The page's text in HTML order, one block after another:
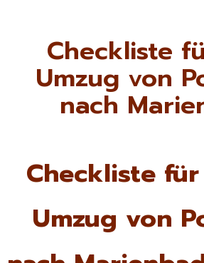
Checkliste
Umzug von
nach
Checkliste
Umzug von